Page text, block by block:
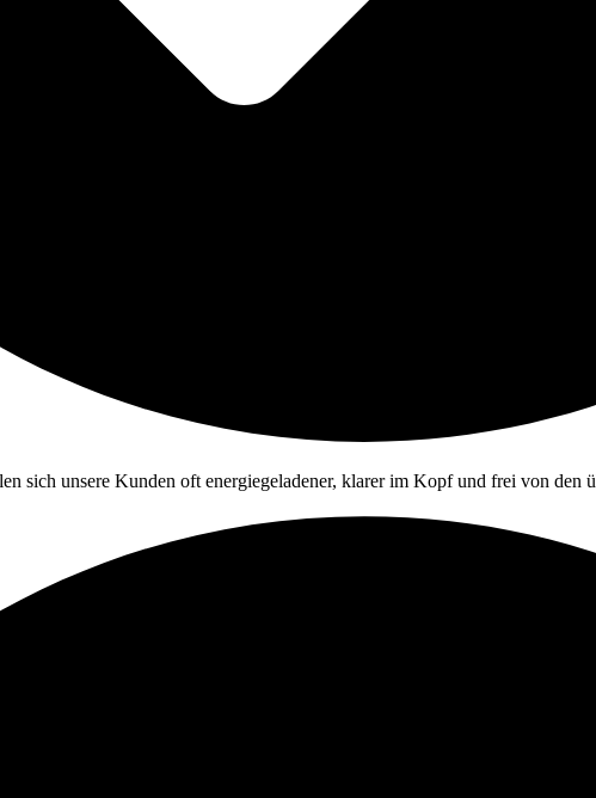
sich unsere Kunden oft energiegeladener, klarer im Kopf und frei von den